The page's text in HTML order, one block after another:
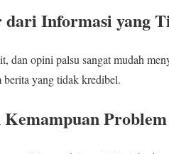
Informasi yang
dan opini palsu sangat mudah
yang tidak kredibel.